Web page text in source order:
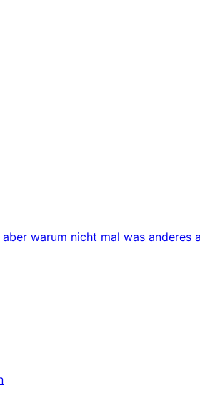
warum nicht mal was anderes